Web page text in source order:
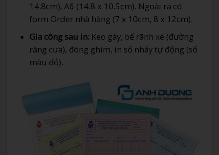
14.8cm), A6 (14.8 x 10.5cm). Ngoài ra có
form Order nhà hàng (7 x 10cm, 8 x 12cm).
Gia công sau in:Keo gáy, bế rãnh xé (đường
răng cưa), đóng ghim, in số nhảy tự động (số
màu đỏ).